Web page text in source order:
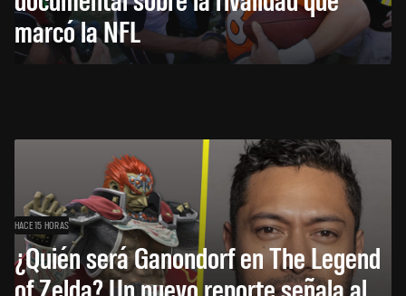
marcó la NFL
HACE 15 HORAS
¿Quién será Ganondorf en The Legend